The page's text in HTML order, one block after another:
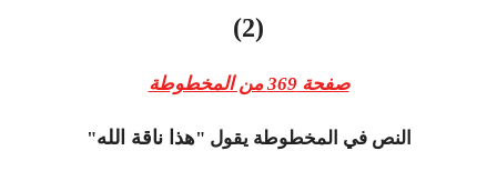
(2)
صفحة 369 من المخطوطة
النص في المخطوطة يقول "هذ ناقة الله"